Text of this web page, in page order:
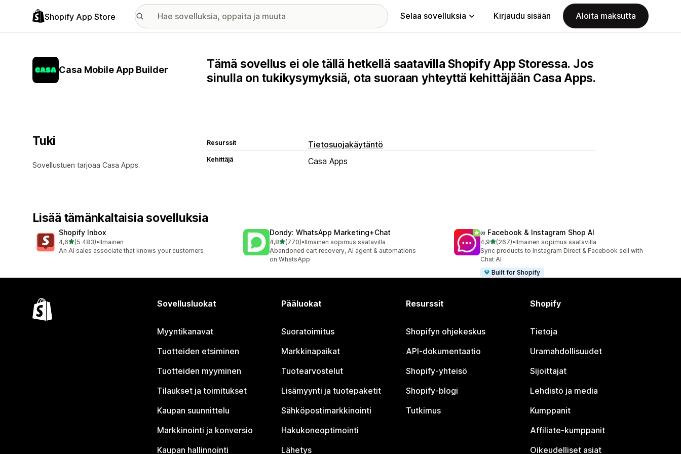
Shopify App Store Selaa sovelluksia Kirjaudu sisään Aloita maksutta
Casa Mobile App Builder
Tämä sovellus ei ole tällä hetkellä saatavilla Shopify App Storessa. Jos
sinulla on tukikysymyksiä, ota suoraan yhteyttä kehittäjään Casa Apps.
Tuki
Sovellustuen tarjoaa Casa Apps.
Resurssit Tietosuojakäytäntö
Kehittäjä Casa Apps
Lisää tämänkaltaisia sovelluksia
Shopify Inbox
4,6/ 5 tähteä
(5 483)
5483 arvostelua yhteensä
•Ilmainen
An AI sales associate that knows your customers
Dondy: WhatsApp Marketing+Chat
4,8/ 5 tähteä
(770)
770 arvostelua yhteensä
•Ilmainen sopimus saatavilla
Abandoned cart recovery, AI agent & automations
on WhatsApp
∞ Facebook & Instagram Shop AI
4,9/ 5 tähteä
(267)
267 arvostelua yhteensä
•Ilmainen sopimus saatavilla
Sync products to Instagram Direct & Facebook sell with
Chat AI
Built for Shopify
Sovellusluokat
Myyntikanavat
Tuotteiden etsiminen
Tuotteiden myyminen
Tilaukset ja toimitukset
Kaupan suunnittelu
Markkinointi ja konversio
Kaupan hallinnointi
Pääluokat
Suoratoimitus
Markkinapaikat
Tuotearvostelut
Lisämyynti ja tuotepaketit
Sähköpostimarkkinointi
Hakukoneoptimointi
Lähetys
Resurssit
Shopifyn ohjekeskus
API-dokumentaatio
Shopify-yhteisö
Shopify-blogi
Tutkimus
Shopify
Tietoja
Uramahdollisuudet
Sijoittajat
Lehdistö ja media
Kumppanit
Affiliate-kumppanit
Oikeudelliset asiat